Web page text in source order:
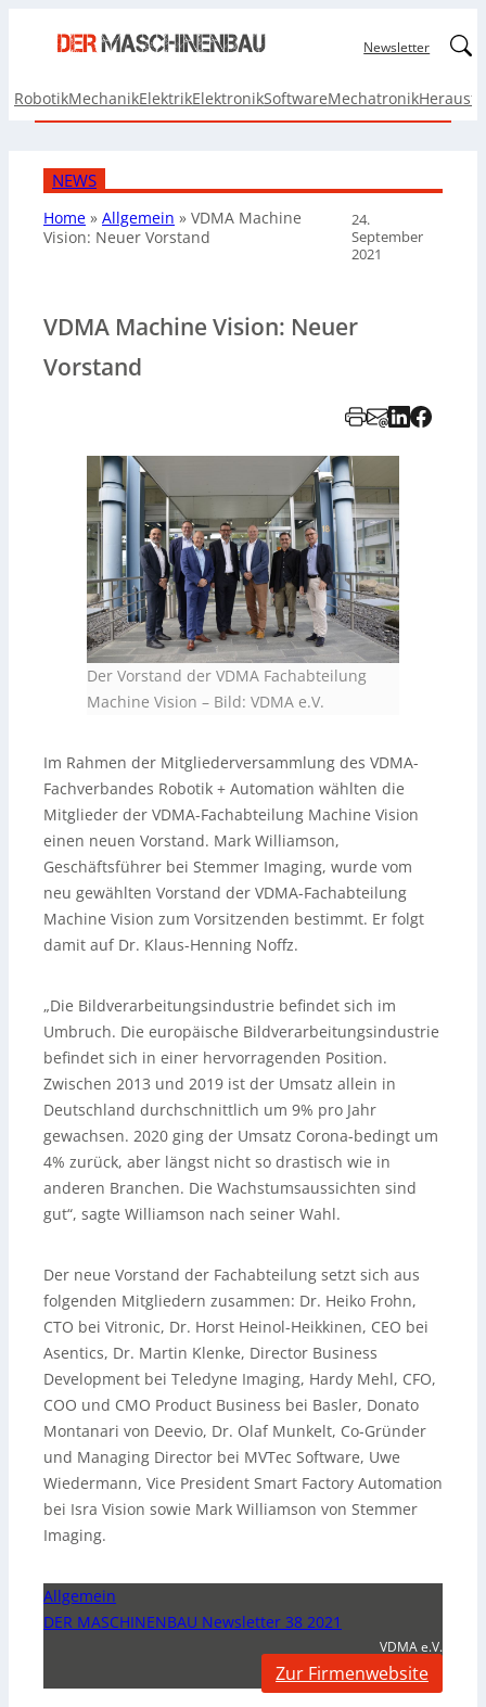
Newsletter
RobotikMechanikElektrikElektronikSoftwareMechatronik
NEWS
Home » Allgemein » VDMA Machine
Vision: Neuer Vorstand
24.
September
2021
VDMA Machine Vision: Neuer
Vorstand
Der Vorstand der VDMA Fachabteilung
Machine Vision – Bild: VDMA e.V.
Im Rahmen der Mitgliederversammlung des VDMA-
Fachverbandes Robotik + Automation wählten die
Mitglieder der VDMA-Fachabteilung Machine Vision
einen neuen Vorstand. Mark Williamson,
Geschäftsführer bei Stemmer Imaging, wurde vom
neu gewählten Vorstand der VDMA-Fachabteilung
Machine Vision zum Vorsitzenden bestimmt. Er folgt
damit auf Dr. Klaus-Henning Noffz.
„Die Bildverarbeitungsindustrie befindet sich im
Umbruch. Die europäische Bildverarbeitungsindustrie
befindet sich in einer hervorragenden Position.
Zwischen 2013 und 2019 ist der Umsatz allein in
Deutschland durchschnittlich um 9% pro Jahr
gewachsen. 2020 ging der Umsatz Corona-bedingt um
4% zurück, aber längst nicht so drastisch wie in
anderen Branchen. Die Wachstumsaussichten sind
gut“, sagte Williamson nach seiner Wahl.
Der neue Vorstand der Fachabteilung setzt sich aus
folgenden Mitgliedern zusammen: Dr. Heiko Frohn,
CTO bei Vitronic, Dr. Horst Heinol-Heikkinen, CEO bei
Asentics, Dr. Martin Klenke, Director Business
Development bei Teledyne Imaging, Hardy Mehl, CFO,
COO und CMO Product Business bei Basler, Donato
Montanari von Deevio, Dr. Olaf Munkelt, Co-Gründer
und Managing Director bei MVTec Software, Uwe
Wiedermann, Vice President Smart Factory Automation
bei Isra Vision sowie Mark Williamson von Stemmer
Imaging.
Allgemein
DER MASCHINENBAU Newsletter 38 2021
VDMA e.V.
Zur Firmenwebsite